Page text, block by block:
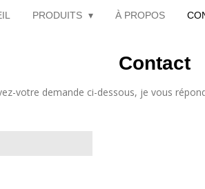
PRODUITS À PROPOS
Contact
votre demande ci-dessous, je vous